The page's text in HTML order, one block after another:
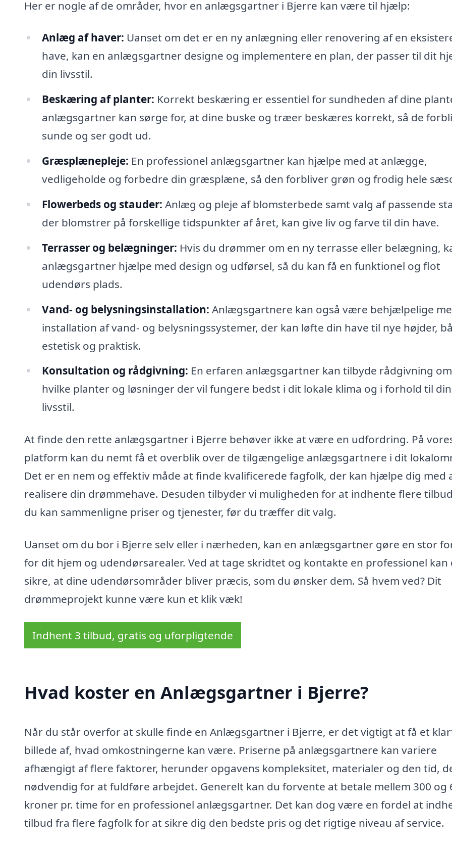
Her er nogle af de områder, hvor en anlægsgartner i Bjerre kan være til hjælp:
Anlæg af haver: Uanset om det er en ny anlægning eller renovering af en
have, kan en anlægsgartner designe og implementere en plan, der passer til dit
din livsstil.
Beskæring af planter: Korrekt beskæring er essentiel for sundheden af dine
anlægsgartner kan sørge for, at dine buske og træer beskæres korrekt, så de
sunde og ser godt ud.
Græsplænepleje: En professionel anlægsgartner kan hjælpe med at anlægge,
vedligeholde og forbedre din græsplæne, så den forbliver grøn og frodig hele
Flowerbeds og stauder: Anlæg og pleje af blomsterbede samt valg af passende
der blomstrer på forskellige tidspunkter af året, kan give liv og farve til din have.
Terrasser og belægninger: Hvis du drømmer om en ny terrasse eller belægning,
anlægsgartner hjælpe med design og udførsel, så du kan få en funktionel og flot
udendørs plads.
Vand- og belysningsinstallation: Anlægsgartnere kan også være behjælpelige
installation af vand- og belysningssystemer, der kan løfte din have til nye højder,
estetisk og praktisk.
Konsultation og rådgivning: En erfaren anlægsgartner kan tilbyde rådgivning
hvilke planter og løsninger der vil fungere bedst i dit lokale klima og i forhold til
livsstil.
At finde den rette anlægsgartner i Bjerre behøver ikke at være en udfordring. På
platform kan du nemt få et overblik over de tilgængelige anlægsgartnere i dit
Det er en nem og effektiv måde at finde kvalificerede fagfolk, der kan hjælpe dig med
realisere din drømmehave. Desuden tilbyder vi muligheden for at indhente flere
du kan sammenligne priser og tjenester, før du træffer dit valg.
Uanset om du bor i Bjerre selv eller i nærheden, kan en anlægsgartner gøre en stor
for dit hjem og udendørsarealer. Ved at tage skridtet og kontakte en professionel kan
sikre, at dine udendørsområder bliver præcis, som du ønsker dem. Så hvem ved? Dit
drømmeprojekt kunne være kun et klik væk!
Indhent 3 tilbud, gratis og uforpligtende
Hvad koster en Anlægsgartner i Bjerre?
Når du står overfor at skulle finde en Anlægsgartner i Bjerre, er det vigtigt at få et
billede af, hvad omkostningerne kan være. Priserne på anlægsgartnere kan variere
afhængigt af flere faktorer, herunder opgavens kompleksitet, materialer og den tid,
nødvendig for at fuldføre arbejdet. Generelt kan du forvente at betale mellem 300 og
kroner pr. time for en professionel anlægsgartner. Det kan dog være en fordel at
tilbud fra flere fagfolk for at sikre dig den bedste pris og det rigtige niveau af service.